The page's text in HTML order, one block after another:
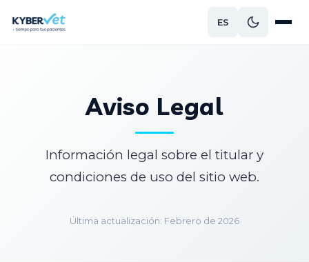
ES
Aviso Legal
Información legal sobre el titular y
condiciones de uso del sitio web.
Última actualización: Febrero de 2026